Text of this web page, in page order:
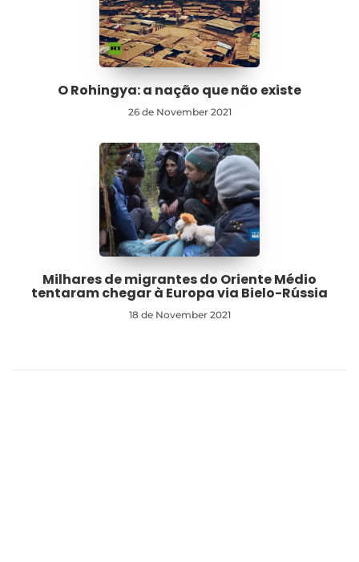
O Rohingya: a nação que não existe
26 de November 2021
Milhares de migrantes do Oriente Médio
tentaram chegar à Europa via Bielo-Rússia
18 de November 2021